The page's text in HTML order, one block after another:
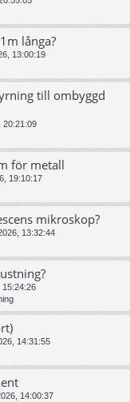
långa?
13:00:19
till ombyggd
20:21:09
för metall
19:10:17
mikroskop?
13:32:44
15:24:26
14:31:55
14:00:37